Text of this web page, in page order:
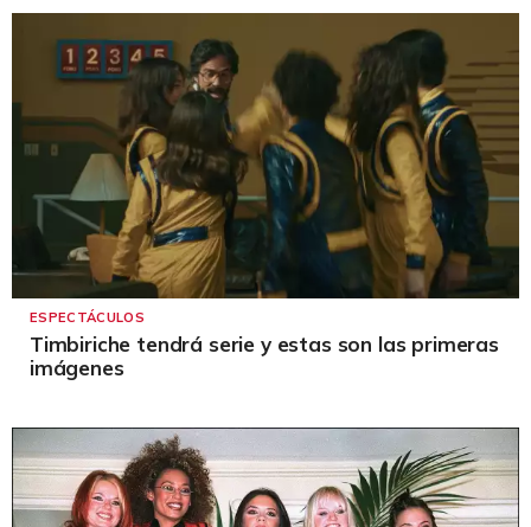
ESPECTÁCULOS
Timbiriche tendrá serie y estas son las primeras
imágenes